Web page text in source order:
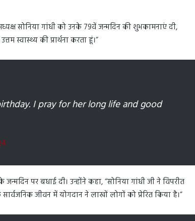
सोनिया गांधी को उनके 79वें जन्मदिन की शुभकामनाएं दी,
स्वास्थ्य की प्रार्थना करता हूं।”
I pray for her long life and good
पर बधाई दी। उन्होंने कहा, “सोनिया गांधी जी ने विपरीत
जीवन में योगदान ने लाखों लोगों को प्रेरित किया है।”